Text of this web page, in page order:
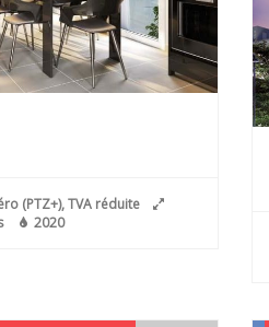
(PTZ+), TVA réduite
2020